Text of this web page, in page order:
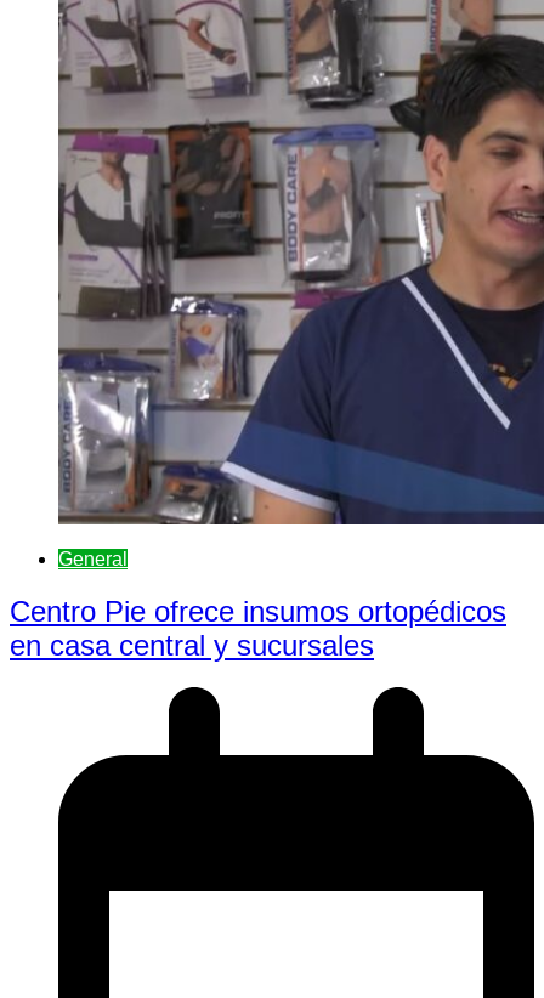
General
Centro Pie ofrece insumos ortopédicos
en casa central y sucursales